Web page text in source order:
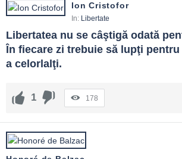
Ion Cristofor
In: Libertate
Libertatea nu se câştigă odată
În fiecare zi trebuie să lupţi
a celorlalţi.
1 178